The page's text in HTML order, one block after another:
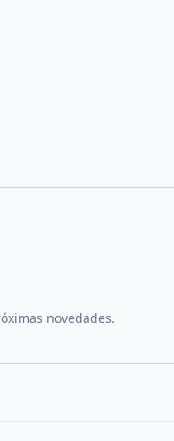
novedades.